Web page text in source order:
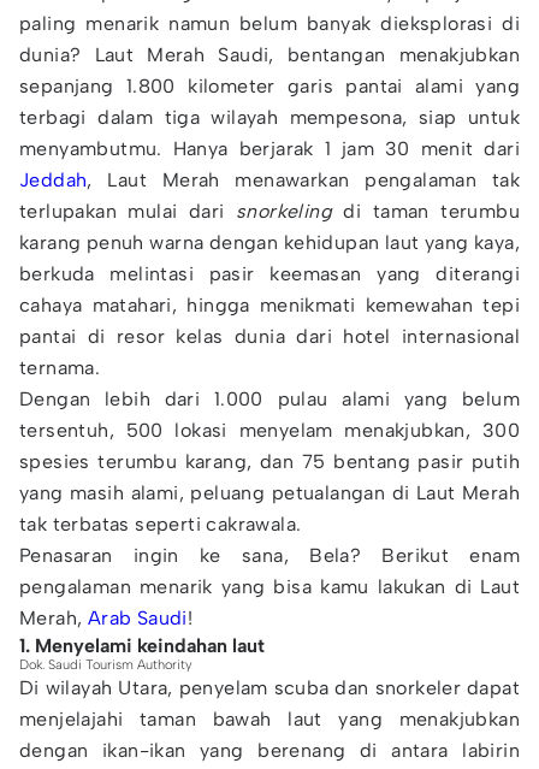
paling menarik namun belum banyak dieksplorasi di
dunia? Laut Merah Saudi, bentangan menakjubkan
sepanjang 1.800 kilometer garis pantai alami yang
terbagi dalam tiga wilayah mempesona, siap untuk
menyambutmu. Hanya berjarak 1 jam 30 menit dari
Jeddah, Laut Merah menawarkan pengalaman tak
terlupakan mulai dari snorkelingdi taman terumbu
karang penuh warna dengan kehidupan laut yang kaya,
berkuda melintasi pasir keemasan yang diterangi
cahaya matahari, hingga menikmati kemewahan tepi
pantai di resor kelas dunia dari hotel internasional
ternama.
Dengan lebih dari 1.000 pulau alami yang belum
tersentuh, 500 lokasi menyelam menakjubkan, 300
spesies terumbu karang, dan 75 bentang pasir putih
yang masih alami, peluang petualangan di Laut Merah
tak terbatas seperti cakrawala.
Penasaran ingin ke sana, Bela? Berikut enam
pengalaman menarik yang bisa kamu lakukan di Laut
Merah, Arab Saudi!
1. Menyelami keindahan laut
Dok. Saudi Tourism Authority
Di wilayah Utara, penyelam scuba dan snorkeler dapat
menjelajahi taman bawah laut yang menakjubkan
dengan ikan-ikan yang berenang di antara labirin